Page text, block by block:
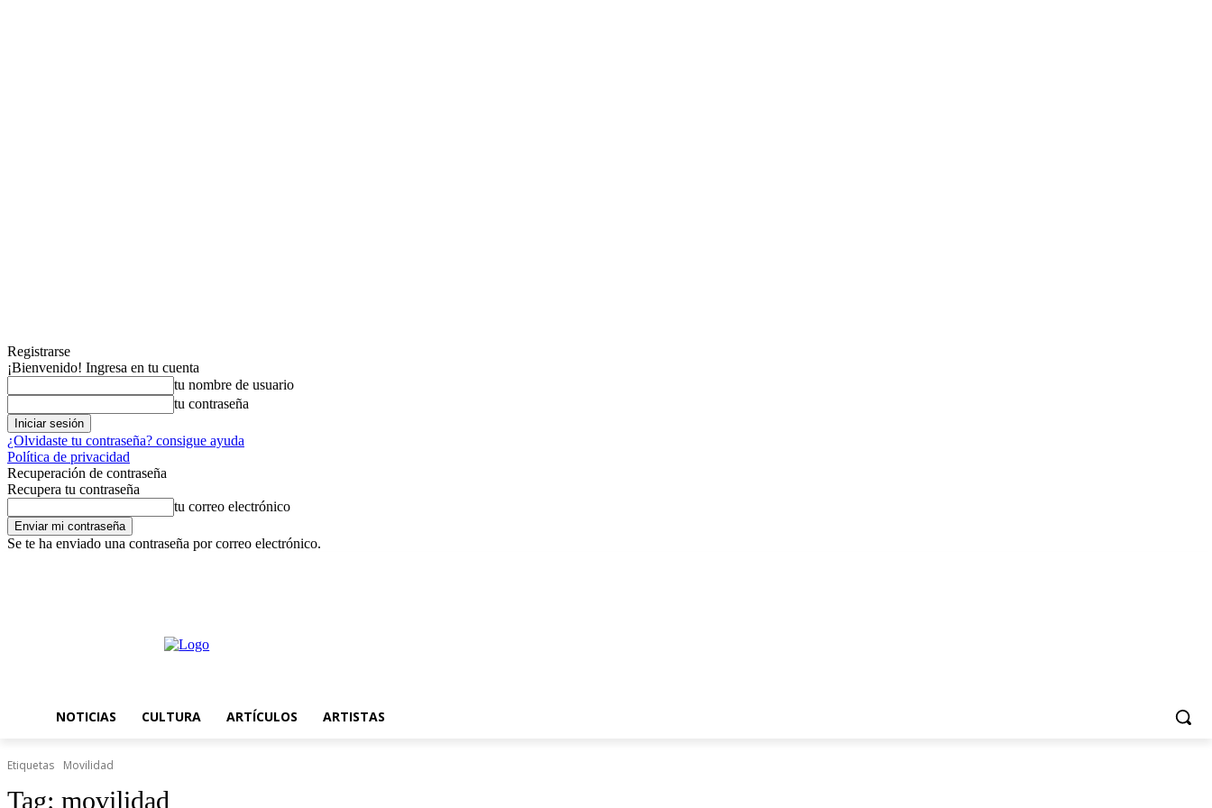
Registrarse
¡Bienvenido! Ingresa en tu cuenta
tu nombre de usuario
tu contraseña
¿Olvidaste tu contraseña? consigue ayuda
Política de privacidad
Recuperación de contraseña
Recupera tu contraseña
tu correo electrónico
Se te ha enviado una contraseña por correo electrónico.
NOTICIAS CULTURA ARTÍCULOS ARTISTAS
Etiquetas Movilidad
Tag: movilidad